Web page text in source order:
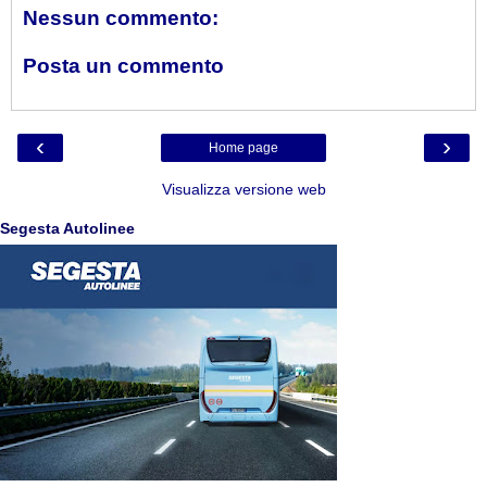
Nessun commento:
Posta un commento
‹ ›
Home page
Visualizza versione web
Segesta Autolinee